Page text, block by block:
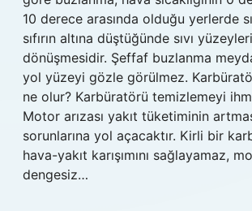
10 derece arasında olduğu yerlerde
sıfırın altına düştüğünde sıvı
dönüşmesidir. Şeffaf buzlanma
yol yüzeyi gözle görülmez.
ne olur? Karbüratörü temizlemeyi
Motor arızası yakıt tüketiminin
sorunlarına yol açacaktır. Kirli bir
hava-yakıt karışımını sağlayamaz,
dengesiz…